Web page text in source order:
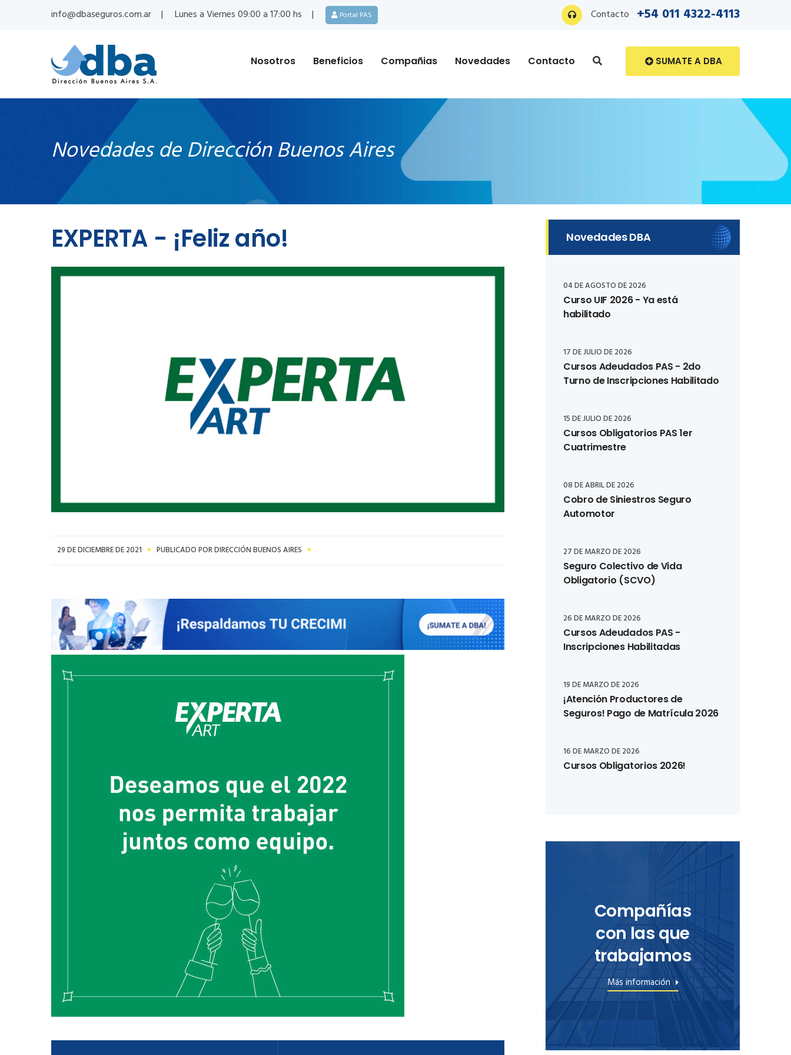
info@dbaseguros.com.ar Lunes a Viernes 09:00 a 17:00 hs Portal PAS Contacto +54 011 4322-4113
Nosotros Beneficios Compañias Novedades Contacto SUMATE A DBA
Novedades de Dirección Buenos Aires
EXPERTA - ¡Feliz año!
29 DE DICIEMBRE DE 2021 PUBLICADO POR DIRECCIÓN BUENOS AIRES
Novedades DBA
04 DE AGOSTO DE 2026
Curso UIF 2026 - Ya está
habilitado
17 DE JULIO DE 2026
Cursos Adeudados PAS - 2do
Turno de Inscripciones Habilitado
15 DE JULIO DE 2026
Cursos Obligatorios PAS 1er
Cuatrimestre
08 DE ABRIL DE 2026
Cobro de Siniestros Seguro
Automotor
27 DE MARZO DE 2026
Seguro Colectivo de Vida
Obligatorio (SCVO)
26 DE MARZO DE 2026
Cursos Adeudados PAS -
Inscripciones Habilitadas
19 DE MARZO DE 2026
¡Atención Productores de
Seguros! Pago de Matrícula 2026
16 DE MARZO DE 2026
Cursos Obligatorios 2026!
Compañías
con las que
trabajamos
Más información